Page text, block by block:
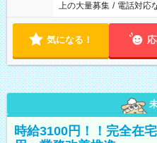
上の大量募集 / 電話対応
気になる！
時給3100円！！完全在